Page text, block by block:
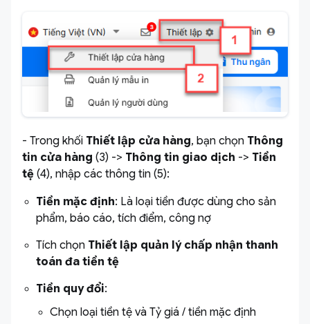
- Trong khối Thiết lập cửa hàng, bạn chọn Thông
tin cửa hàng (3) -> Thông tin giao dịch -> Tiền
tệ (4), nhập các thông tin (5):
Tiền mặc định: Là loại tiền được dùng cho sản
phẩm, báo cáo, tích điểm, công nợ
Tích chọn Thiết lập quản lý chấp nhận thanh
toán đa tiền tệ
Tiền quy đổi:
Chọn loại tiền tệ và Tỷ giá / tiền mặc định